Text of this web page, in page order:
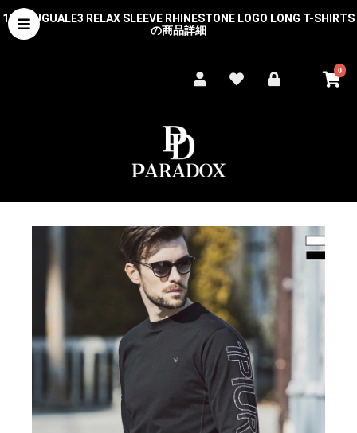
1PIU1UGUALE3 RELAX SLEEVE RHINESTONE LOGO LONG T-SHIRTS
の商品詳細
0